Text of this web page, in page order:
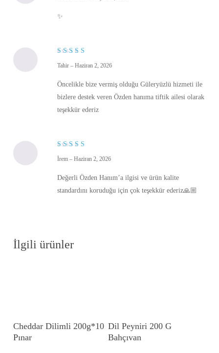
✨
üzerinden
Tahir – Haziran 2, 2026
Öncelikle bize vermiş olduğu Güleryüzlü hizmeti ile
bizlere destek veren Özden hanıma tiftik ailesi olarak
teşekkür ederiz
5
üzerinden
İrem – Haziran 2, 2026
Değerli Özden Hanım’a ilgisi ve ürün kalite
standardını koruduğu için çok teşekkür ederiz🙏🏼
İlgili ürünler
Cheddar Dilimli 200g*10
Pınar
Dil Peyniri 200 G
Bahçıvan